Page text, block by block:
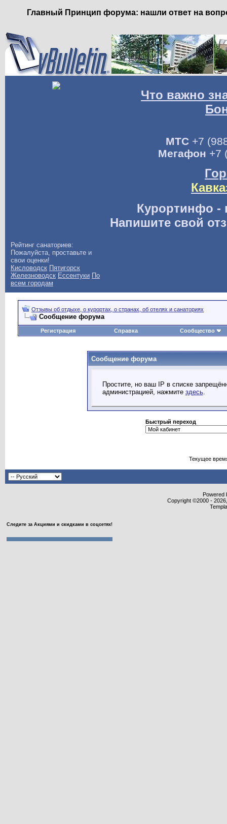
Главный Принцип форума: нашли ответ на
Что важно
МТС+7
Мегафон +7
Курортинфо -
Напишите свой
Рейтинг санаториев:
Пожалуйста, проставьте и
свои оценки!
Кисловодск Пятигорск
Железноводск Ессентуки По
всем городам
Отзывы об отдыхе, о курортах, о странах, об отелях и санаториях
Сообщение форума
Регистрация Справка Сообщество
Сообщение форума
Простите, но ваш IP в списке
администрацией, нажмите здесь.
Быстрый переход
Текущее
Powered
Copyright ©2000 -
Следите за Акциями и скидками в соцсетях!